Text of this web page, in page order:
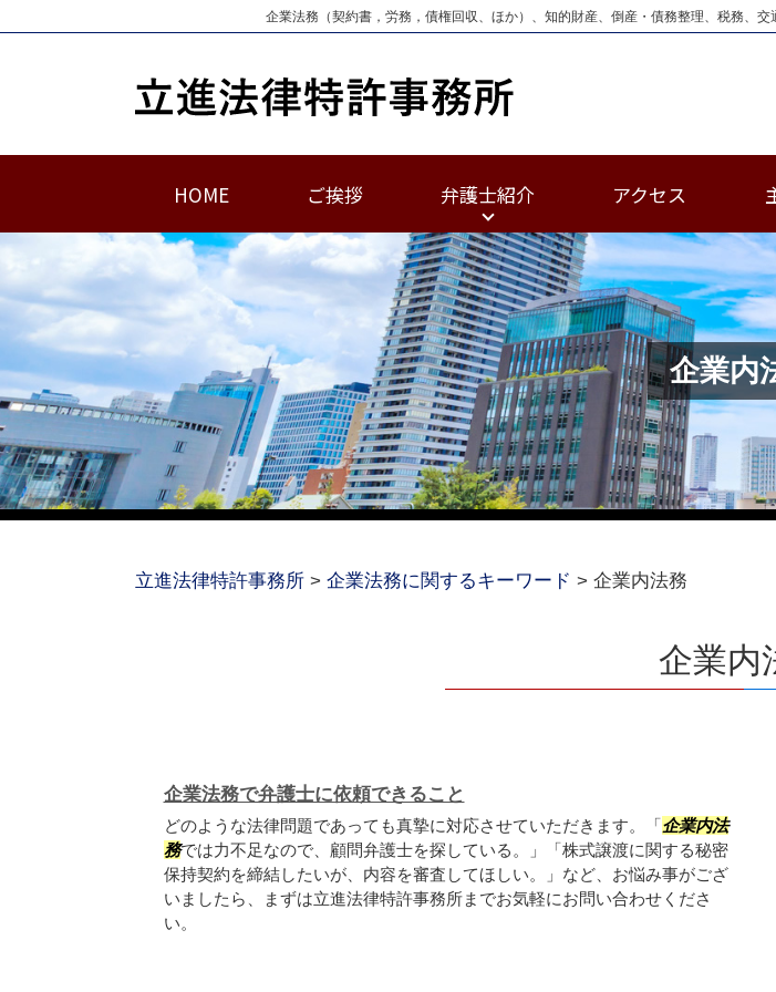
企業内
企業法務（契約書，労務，債権回収、ほか）、知的財産、倒産・債務整理、税務、
HOME ご挨拶 弁護士紹介 アクセス
立進法律特許事務所 > 企業法務に関するキーワード > 企業内法務
企業内
企業法務で弁護士に依頼できること
どのような法律問題であっても真摯に対応させていただきます。「企業内法
務では力不足なので、顧問弁護士を探している。」「株式譲渡に関する秘密
保持契約を締結したいが、内容を審査してほしい。」など、お悩み事がござ
いましたら、まずは立進法律特許事務所までお気軽にお問い合わせくださ
い。